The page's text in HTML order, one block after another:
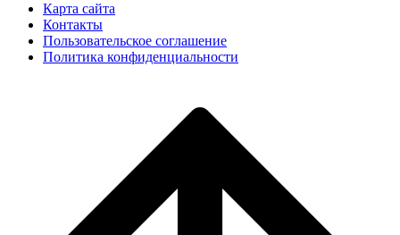
Карта сайта
Контакты
Пользовательское соглашение
Политика конфиденциальности